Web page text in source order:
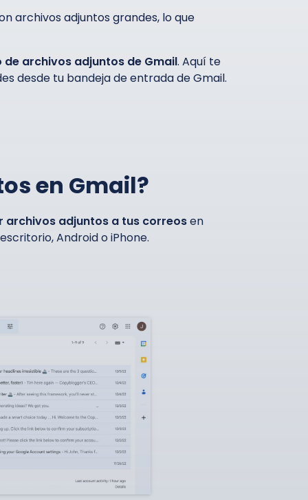
archivos adjuntos grandes, lo que
archivos adjuntos de Gmail. Aquí te
desde tu bandeja de entrada de Gmail.
en Gmail?
archivos adjuntos a tus correosen
Android o iPhone.